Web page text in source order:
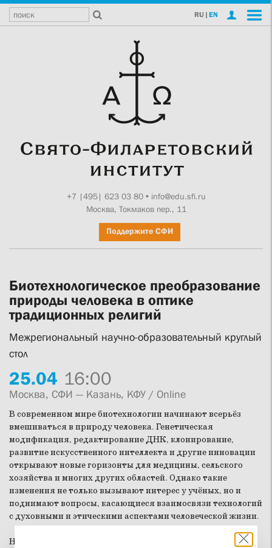
RU | EN
+7 |495| 623 03 80• info@edu.sfi.ru
Москва, Токмаков пер., 11
Поддержите СФИ
Биотехнологическое преобразование
природы человека в оптике
традиционных религий
Межрегиональный научно-образовательный круглый
стол
25.04 16:00
Москва, СФИ — Казань, КФУ / Online
В современном мире биотехнологии начинают всерьёз
вмешиваться в природу человека. Генетическая
модификация, редактирование ДНК, клонирование,
развитие искусственного интеллекта и другие инновации
открывают новые горизонты для медицины, сельского
хозяйства и многих других областей. Однако такие
изменения не только вызывают интерес у учёных, но и
поднимают вопросы, касающиеся взаимосвязи технологий
с духовными и этическими аспектами человеческой жизни.
На круглом столе вместе с исследователями обсудим